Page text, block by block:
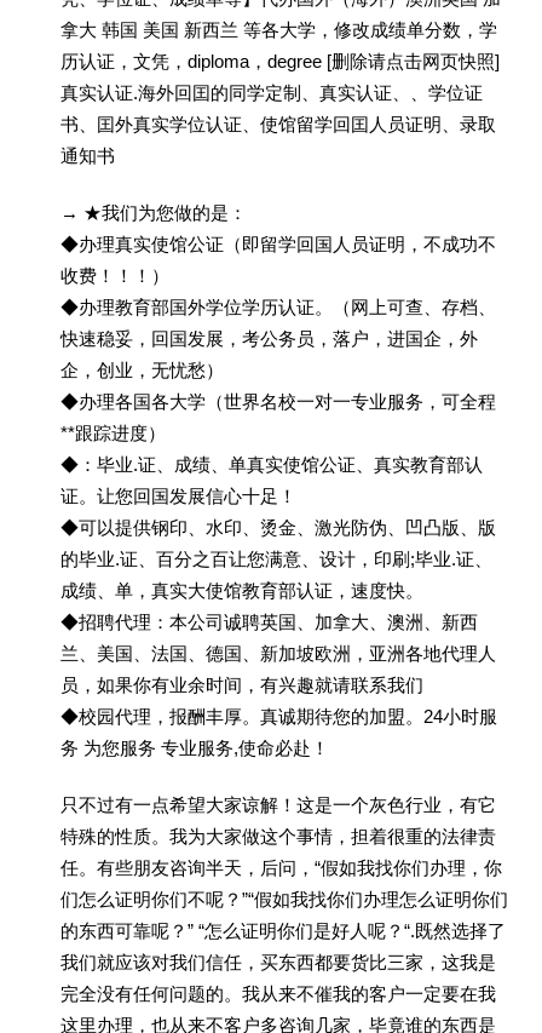
拿大 韩国 美国 新西兰 等各大学，修改成绩单分数，学
历认证，文凭，diploma，degree [删除请点击网页快照]
真实认证.海外回囯的同学定制、真实认证、、学位证
书、囯外真实学位认证、使馆留学回囯人员证明、录取
通知书
→ ★我们为您做的是：
◆办理真实使馆公证（即留学回国人员证明，不成功不
收费！！！）
◆办理教育部国外学位学历认证。（网上可查、存档、
快速稳妥，回国发展，考公务员，落户，进国企，外
企，创业，无忧愁）
◆办理各国各大学（世界名校一对一专业服务，可全程
**跟踪进度）
◆：毕业.证、成绩、单真实使馆公证、真实教育部认
证。让您回国发展信心十足！
◆可以提供钢印、水印、烫金、激光防伪、凹凸版、版
的毕业.证、百分之百让您满意、设计，印刷;毕业.证、
成绩、单，真实大使馆教育部认证，速度快。
◆招聘代理：本公司诚聘英国、加拿大、澳洲、新西
兰、美国、法国、德国、新加坡欧洲，亚洲各地代理人
员，如果你有业余时间，有兴趣就请联系我们
◆校园代理，报酬丰厚。真诚期待您的加盟。24小时服
务 为您服务 专业服务,使命必赴！
只不过有一点希望大家谅解！这是一个灰色行业，有它
特殊的性质。我为大家做这个事情，担着很重的法律责
任。有些朋友咨询半天，后问，“假如我找你们办理，你
们怎么证明你们不呢？”“假如我找你们办理怎么证明你们
的东西可靠呢？” “怎么证明你们是好人呢？“.既然选择了
我们就应该对我们信任，买东西都要货比三家，这我是
完全没有任何问题的。我从来不催我的客户一定要在我
这里办理，也从来不客户多咨询几家，毕竟谁的东西是